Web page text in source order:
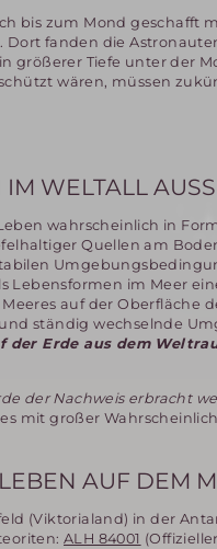
bis zum Mond geschafft
Dort fanden die
größerer Tiefe unter der
wären, müssen
WELTALL
wahrscheinlich in
Quellen am
Lebensformen im Meer
auf der Oberfläche
ständig wechselnde
der Erde aus dem
der Nachweis erbracht
mit großer
AUF DEM
(Viktorialand) in der
ALH 84001